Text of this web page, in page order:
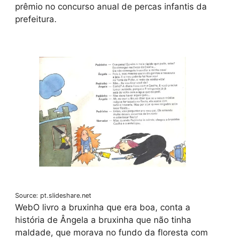
prêmio no concurso anual de percas infantis da
prefeitura.
Source: pt.slideshare.net
WebO livro a bruxinha que era boa, conta a
história de Ângela a bruxinha que não tinha
maldade, que morava no fundo da floresta com